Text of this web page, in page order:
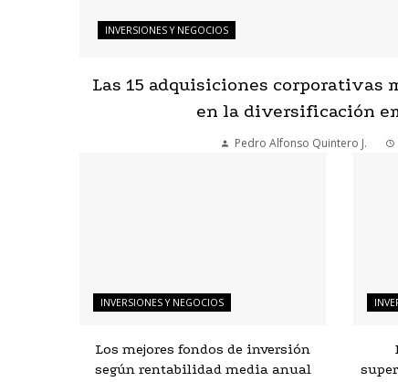
INVERSIONES Y NEGOCIOS
Las 15 adquisiciones corporativas
en la diversificación
Pedro Alfonso Quintero J.
INVERSIONES Y NEGOCIOS
Los mejores fondos de inversión
según rentabilidad media anual